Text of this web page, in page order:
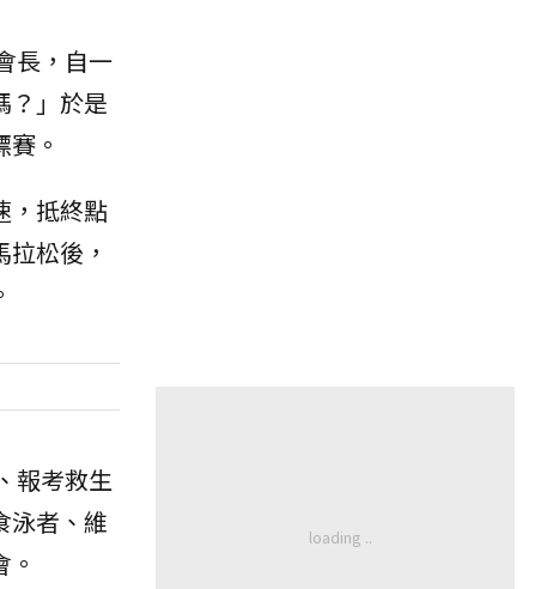
長，自一
？」於是
。
，抵終點
松後，
報考救生
泳者、維